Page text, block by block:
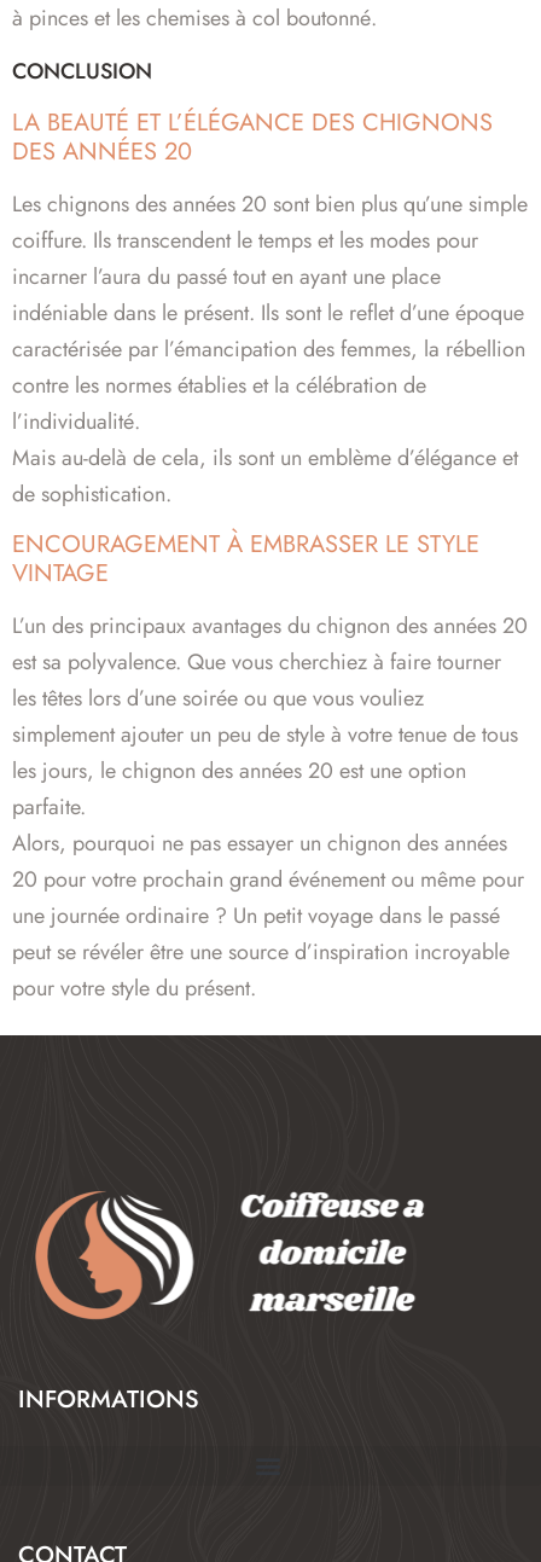
à pinces et les chemises à col boutonné.
CONCLUSION
LA BEAUTÉ ET L’ÉLÉGANCE DES CHIGNONS
DES ANNÉES 20
Les chignons des années 20 sont bien plus qu’une simple
coiffure. Ils transcendent le temps et les modes pour
incarner l’aura du passé tout en ayant une place
indéniable dans le présent. Ils sont le reflet d’une époque
caractérisée par l’émancipation des femmes, la rébellion
contre les normes établies et la célébration de
l’individualité.
Mais au-delà de cela, ils sont un emblème d’élégance et
de sophistication.
ENCOURAGEMENT À EMBRASSER LE STYLE
VINTAGE
L’un des principaux avantages du chignon des années 20
est sa polyvalence. Que vous cherchiez à faire tourner
les têtes lors d’une soirée ou que vous vouliez
simplement ajouter un peu de style à votre tenue de tous
les jours, le chignon des années 20 est une option
parfaite.
Alors, pourquoi ne pas essayer un chignon des années
20 pour votre prochain grand événement ou même pour
une journée ordinaire ? Un petit voyage dans le passé
peut se révéler être une source d’inspiration incroyable
pour votre style du présent.
INFORMATIONS
CONTACT